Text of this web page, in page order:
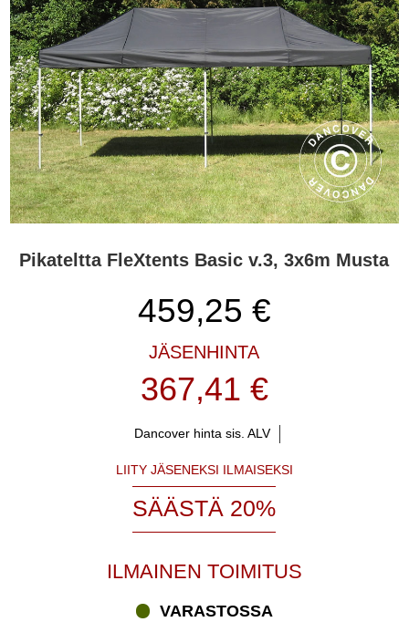
Pikateltta FleXtents Basic v.3, 3x6m Musta
459,25 €
JÄSENHINTA
367,41 €
Dancover hinta sis. ALV
LIITY JÄSENEKSI ILMAISEKSI
SÄÄSTÄ 20%
ILMAINEN TOIMITUS
VARASTOSSA